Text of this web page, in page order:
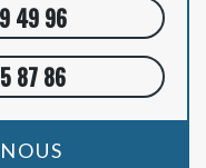
49 96
87 86